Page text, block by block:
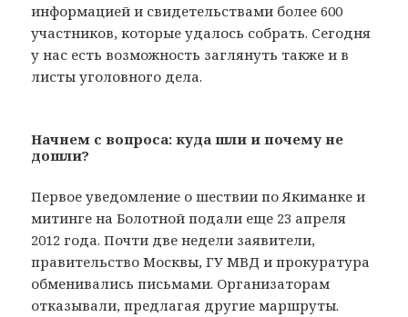
информацией и свидетельствами более 600
участников, которые удалось собрать. Сегодня
у нас есть возможность заглянуть также и в
листы уголовного дела.
Начнем с вопроса: куда шли и почему не
дошли?
Первое уведомление о шествии по Якиманке и
митинге на Болотной подали еще 23 апреля
2012 года. Почти две недели заявители,
правительство Москвы, ГУ МВД и прокуратура
обменивались письмами. Организаторам
отказывали, предлагая другие маршруты.